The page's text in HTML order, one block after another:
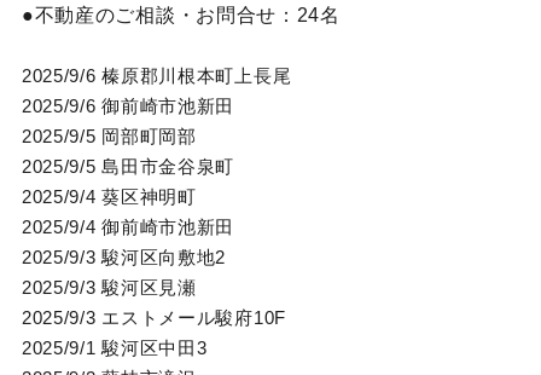
不動産のご相談・お問合せ： 24名
2025/9/6 榛原郡川根本町上長尾
2025/9/6 御前崎市池新田
2025/9/5 岡部町岡部
2025/9/5 島田市金谷泉町
2025/9/4 葵区神明町
2025/9/4 御前崎市池新田
2025/9/3 駿河区向敷地2
2025/9/3 駿河区見瀬
2025/9/3 エストメール駿府10F
2025/9/1 駿河区中田3